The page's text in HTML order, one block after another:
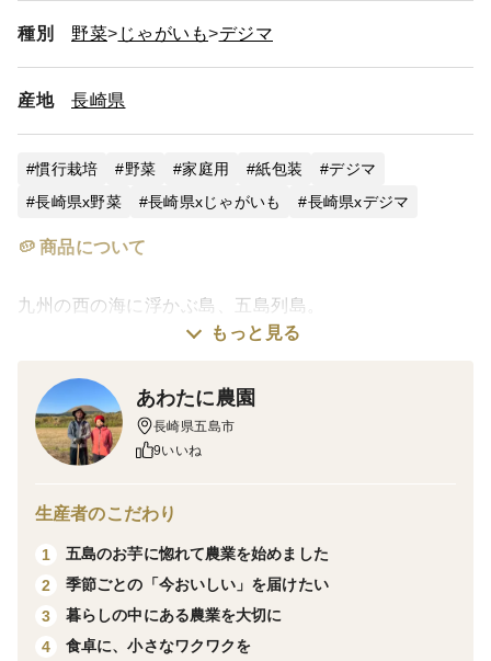
種別 野菜 じゃがいも デジマ
産地 長崎県
慣行栽培 野菜 家庭用 紙包装
デジマ
長崎県x野菜
長崎県xじゃがいも 長崎県xデジマ
🥔 商品について
九州の西の海に浮かぶ島、五島列島。
青い海に囲まれ、潮風が吹き抜ける火山灰土の畑で育っ
ホクホク食感と旨みの濃さが魅力のじゃがいもです。
特に冬に収穫されるデジマは旨みがぎゅっと凝縮され、
シンプルな料理でも主役になる美味しさ。
デジマはもともと皮が薄く口当たりの良い品種。
新じゃがの時期はさらに皮がやわらかいため、皮付きの
まま調理しても美味しくお召し上がりいただけます。
もっと見る
あわたに農園
長崎県五島市
9いいね
生産者のこだわり
1
五島のお芋に惚れて農業を始めました
2
季節ごとの「今おいしい」を届けたい
3
暮らしの中にある農業を大切に
4
食卓に、小さなワクワクを